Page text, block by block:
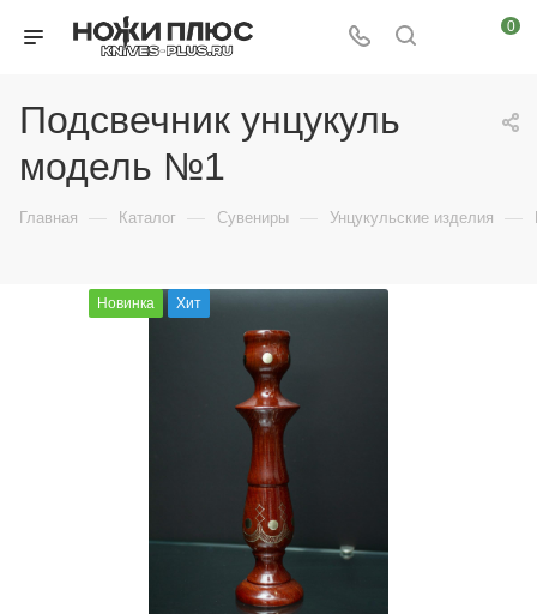
0
Подсвечник унцукуль
модель №1
Главная — Каталог — Сувениры — Унцукульские изделия —
Новинка Хит